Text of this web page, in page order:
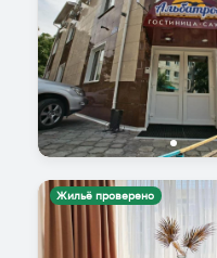
Жильё проверено